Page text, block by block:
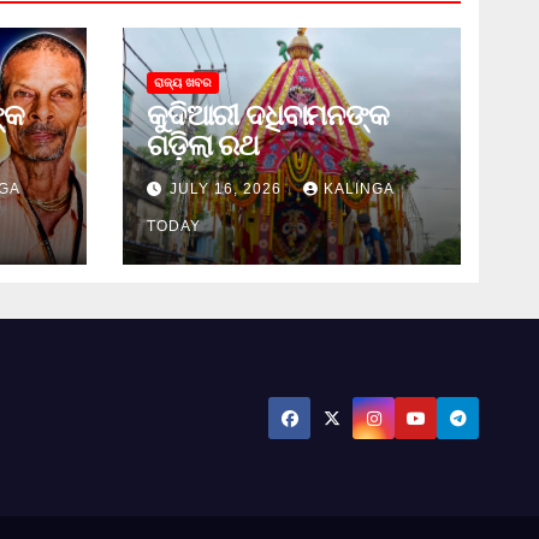
ରାଜ୍ୟ ଖବର
କୁଦିଆରୀ ଦଧିବାମନଙ୍କ
ଗଡ଼ିଲା ରଥ
JULY 16, 2026 KALINGA
TODAY